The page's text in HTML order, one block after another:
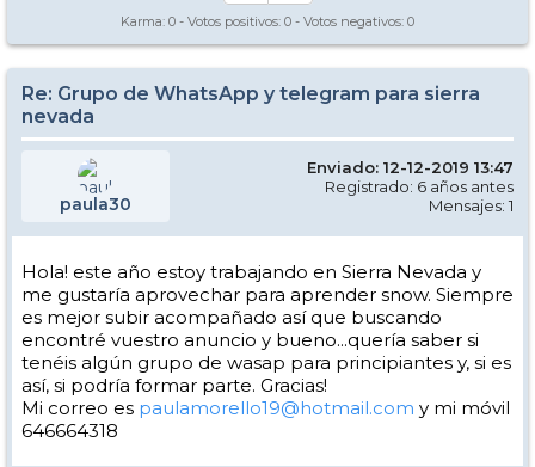
Karma: 0 - Votos positivos: 0 - Votos negativos: 0
Re: Grupo de WhatsApp y telegram para sierra
nevada
paula30
Enviado: 12-12-2019 13:47
Registrado: 6 años antes
Mensajes: 1
Hola! este año estoy trabajando en Sierra Nevada y
me gustaría aprovechar para aprender snow. Siempre
es mejor subir acompañado así que buscando
encontré vuestro anuncio y bueno...quería saber si
tenéis algún grupo de wasap para principiantes y, si es
así, si podría formar parte. Gracias!
Mi correo es paulamorello19@hotmail.com y mi móvil
646664318